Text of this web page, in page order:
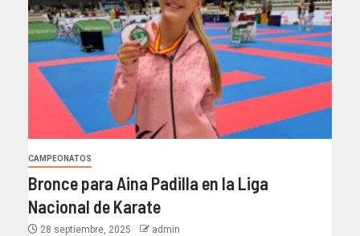
CAMPEONATOS
Bronce para Aina Padilla en la Liga
Nacional de Karate
28 septiembre, 2025 admin